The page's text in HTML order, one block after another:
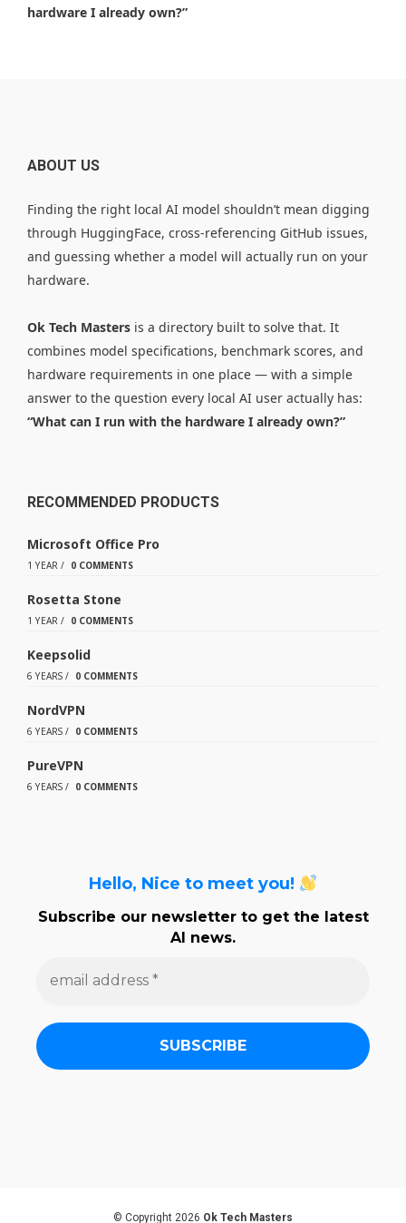
hardware I already own?”
ABOUT US
Finding the right local AI model shouldn’t mean digging
through HuggingFace, cross-referencing GitHub issues,
and guessing whether a model will actually run on your
hardware.
Ok Tech Masters is a directory built to solve that. It
combines model specifications, benchmark scores, and
hardware requirements in one place — with a simple
answer to the question every local AI user actually has:
“What can I run with the hardware I already own?”
RECOMMENDED PRODUCTS
Microsoft Office Pro
1 YEAR / 0 COMMENTS
Rosetta Stone
1 YEAR / 0 COMMENTS
Keepsolid
6 YEARS / 0 COMMENTS
NordVPN
6 YEARS / 0 COMMENTS
PureVPN
6 YEARS / 0 COMMENTS
Hello, Nice to meet you!
Subscribe our newsletter to get the latest
AI news.
a
d
© Copyright 2026 Ok Tech Masters